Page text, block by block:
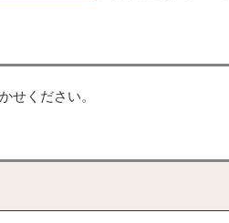
せください。